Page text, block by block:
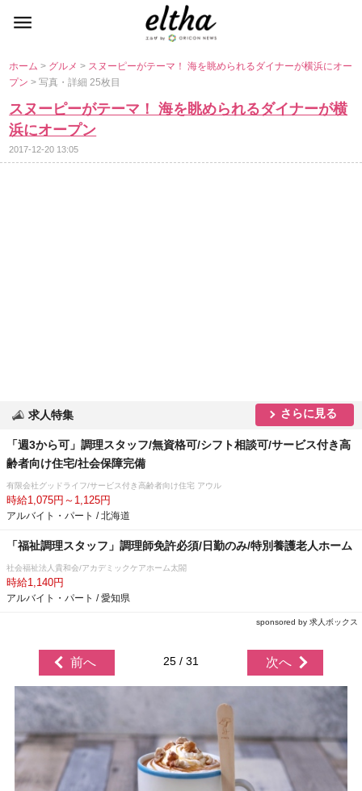
ホーム> グルメ> スヌーピーがテーマ！ 海を眺められるダイナーが横浜にオー
プン> 写真・詳細 25枚目
スヌーピーがテーマ！ 海を眺められるダイナーが横
浜にオープン
2017-12-20 13:05
求人特集 さらに見る
「週3から可」調理スタッフ/無資格可/シフト相談可/サービス付き高
齢者向け住宅/社会保障完備
有限会社グッドライフ/サービス付き高齢者向け住宅 アウル
時給1,075円～1,125円
アルバイト・パート / 北海道
「福祉調理スタッフ」調理師免許必須/日勤のみ/特別養護老人ホーム
社会福祉法人貴和会/アカデミックケアホーム太閤
時給1,140円
アルバイト・パート / 愛知県
sponsored by 求人ボックス
前へ 25 / 31 次へ